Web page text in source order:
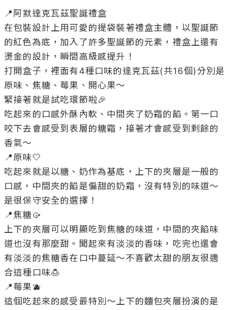
📍阿默達克瓦茲聖誕禮盒
在包裝設計上用可愛的提袋裝著禮盒主體，以聖誕節
的紅色為底，加入了許多聖誕節的元素，禮盒上還有
燙金的設計，瞬間高級感提升！
打開盒子，裡面有4種口味的達克瓦茲(共16個)分別是
原味、焦糖、莓果、開心果～
緊接著就是試吃環節啦🎉
吃起來的口感外酥內軟、中間夾了奶霜的餡。第一口
咬下去會感受到表層的糖霜，接著才會感受到剩餘的
香氣～
📍原味🤍
吃起來就是以糖、奶作為基底，上下的夾層是一般的
口感，中間夾的餡是偏甜的奶霜，沒有特別的味道～
是很保守安全的選擇！
📍焦糖🥠
上下的夾層可以明顯吃到焦糖的味道，中間的夾餡味
道也沒有那麼甜。聞起來有淡淡的香味，吃完也還會
有淡淡的焦糖香在口中蔓延～不喜歡太甜的朋友很適
合這種口味🍮
📍莓果🫐
這個吃起來的感受最特別～上下的麵包夾層扮演的是